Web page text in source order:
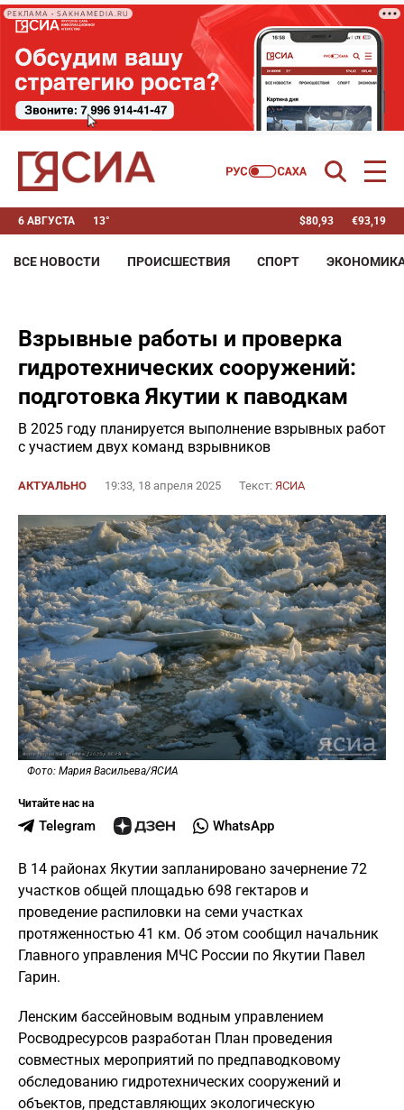
РЕКЛАМА • SAKHAMEDIA.RU
6 АВГУСТА 13° $80,93 €93,19
ВСЕ НОВОСТИ ПРОИСШЕСТВИЯ СПОРТ
Взрывные работы и проверка
гидротехнических сооружений:
подготовка Якутии к паводкам
В 2025 году планируется выполнение взрывных работ
с участием двух команд взрывников
АКТУАЛЬНО 19:33, 18 апреля 2025 Текст: ЯСИА
Фото: Мария Васильева/ЯСИА
Читайте нас на
Telegram WhatsApp
В 14 районах Якутии запланировано зачернение 72
участков общей площадью 698 гектаров и
проведение распиловки на семи участках
протяженностью 41 км. Об этом сообщил начальник
Главного управления МЧС России по Якутии Павел
Гарин.
Ленским бассейновым водным управлением
Росводресурсов разработан План проведения
совместных мероприятий по предпаводковому
обследованию гидротехнических сооружений и
объектов, представляющих экологическую